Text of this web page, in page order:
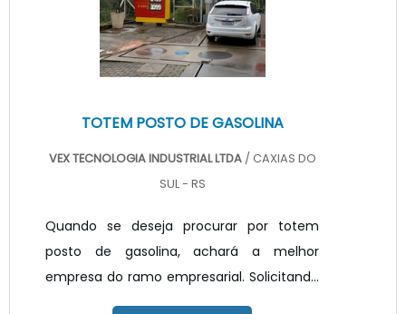
TOTEM POSTO DE GASOLINA
VEX TECNOLOGIA INDUSTRIAL LTDA / CAXIAS DO
SUL - RS
Quando se deseja procurar por totem
posto de gasolina, achará a melhor
empresa do ramo empresarial. Solicitando
um orçamento na melhor empresa do